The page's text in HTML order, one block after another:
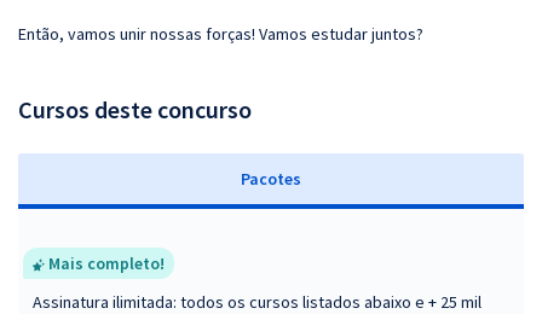
Então, vamos unir nossas forças! Vamos estudar juntos?
Cursos deste concurso
Pacotes
Mais completo!
Assinatura ilimitada: todos os cursos listados abaixo e + 25 mil